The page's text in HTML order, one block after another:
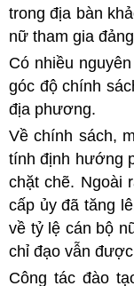
trong địa bàn
nữ tham gia
Có nhiều
góc độ chính
địa phương.
Về chính sách,
tính định hướng
chặt chẽ. Ngoài
cấp ủy đã tăng
về tỷ lệ cán bộ
chỉ đạo vẫn
Công tác đào